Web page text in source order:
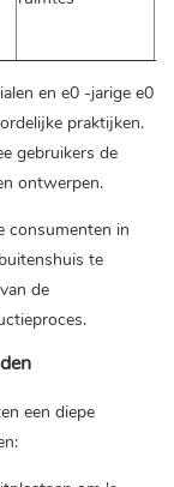
en e0 -jarige e0
praktijken.
gebruikers de
ontwerpen.
consumenten in
te
de
een diepe